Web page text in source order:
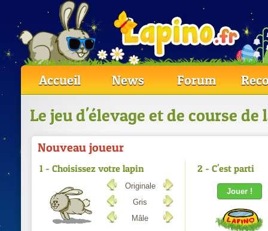
Accueil News Forum
Le jeu d'élevage et de course
Nouveau joueur
1 - Choisissez votre lapin
Originale
Gris
Mâle
2 - C'est parti